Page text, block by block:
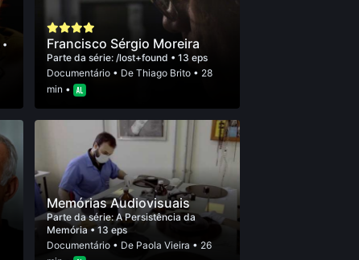
•
Francisco Sérgio Moreira
Parte da série:/lost+found • 13 eps
Documentário • DeThiago Brito • 28
min •
Memórias Audiovisuais
Parte da série:A Persistência da
Memória • 13 eps
Documentário • De Paola Vieira • 26